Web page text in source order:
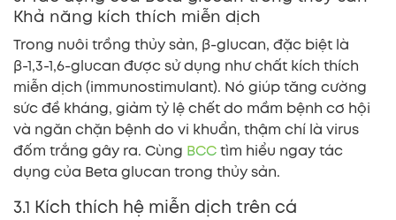
Khả năng kích thích miễn dịch
Trong nuôi trồng thủy sản, β-glucan, đặc biệt là
β-1,3-1,6-glucan được sử dụng như chất kích thích
miễn dịch (immunostimulant). Nó giúp tăng cường
sức đề kháng, giảm tỷ lệ chết do mầm bệnh cơ hội
và ngăn chặn bệnh do vi khuẩn, thậm chí là virus
đốm trắng gây ra. Cùng BCCtìm hiểu ngay tác
dụng của Beta glucan trong thủy sản.
3.1 Kích thích hệ miễn dịch trên cá